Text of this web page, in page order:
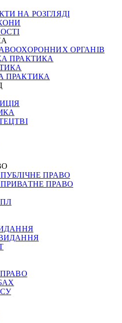
НА РОЗГЛЯДІ
ОРГАНІВ
ПРАКТИКА
ПРАКТИКА
ПРАВО
ПРАВО